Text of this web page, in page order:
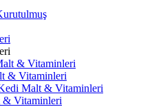
& Vitaminleri
& Vitaminleri
Kedi Malt & Vitaminleri
& Vitaminleri